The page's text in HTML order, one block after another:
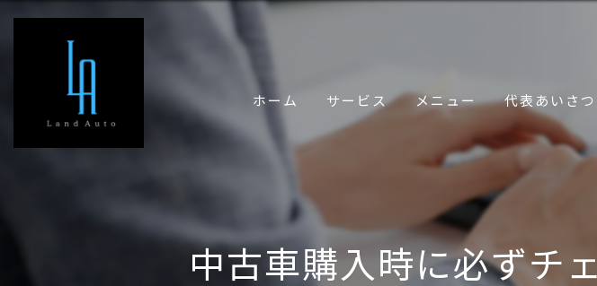
ホーム サービス メニュー 代表あいさつ
中古車購入時に必ずチ